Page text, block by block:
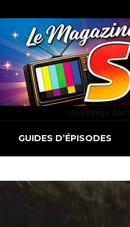
GUIDES D’ÉPISODES